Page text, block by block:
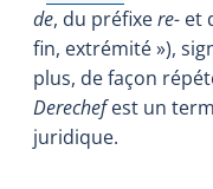
de, du préfixere- et
fin, extrémité »),
plus, de façon
Derechefest un
juridique.